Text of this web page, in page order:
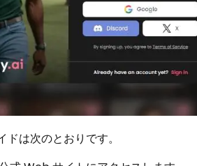
は次のとおりです。